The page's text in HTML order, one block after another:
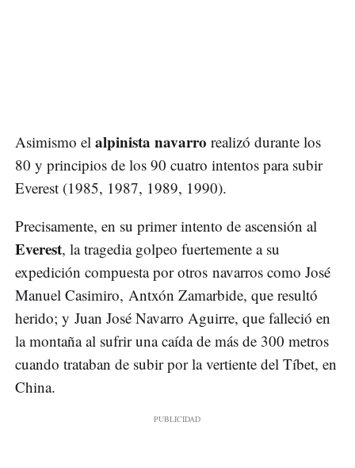
Asimismo el alpinista navarro realizó durante los
80 y principios de los 90 cuatro intentos para subir
Everest (1985, 1987, 1989, 1990).
Precisamente, en su primer intento de ascensión al
Everest, la tragedia golpeo fuertemente a su
expedición compuesta por otros navarros como José
Manuel Casimiro, Antxón Zamarbide, que resultó
herido; y Juan José Navarro Aguirre, que falleció en
la montaña al sufrir una caída de más de 300 metros
cuando trataban de subir por la vertiente del Tíbet, en
China.